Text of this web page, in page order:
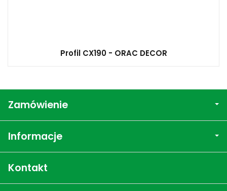
Profil CX190 - ORAC DECOR
Zamówienie
Informacje
Kontakt